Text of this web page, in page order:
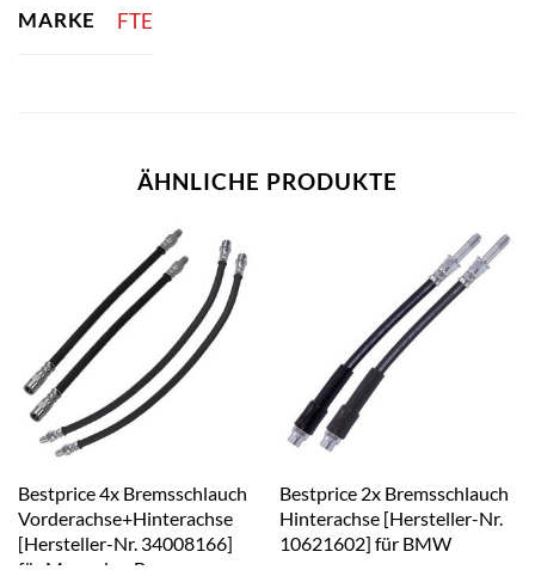
MARKE FTE
ÄHNLICHE PRODUKTE
Bestprice 4x Bremsschlauch
Vorderachse+Hinterachse
[Hersteller-Nr. 34008166]
Bestprice 2x Bremsschlauch
Hinterachse [Hersteller-Nr.
10621602] für BMW